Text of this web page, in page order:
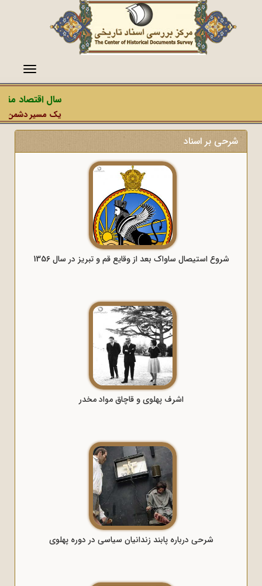
منو
سال اقتصاد
یک مسیر دشمن،
شرحی بر اسناد
شروع استیصال ساواک بعد از وقایع قم و تبریز در سال 1356
اشرف پهلوی و قاچاق مواد مخدر
شرحی درباره پابند زندانیان سیاسی در دوره پهلوی